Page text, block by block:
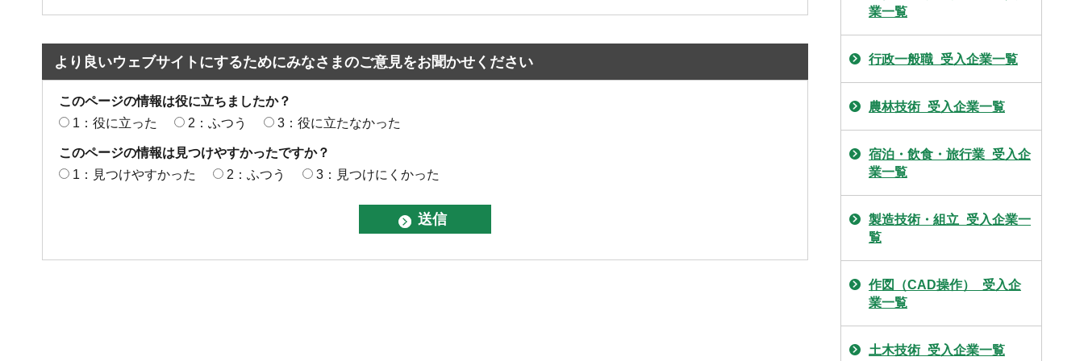
より良いウェブサイトにするためにみなさまのご意見をお聞かせください
このページの情報は役に立ちましたか？
1：役に立った
2：ふつう 3：役に立たなかった
このページの情報は見つけやすかったですか？
1：見つけやすかった
2：ふつう 3：見つけにくかった
業一覧
行政一般職_受入企業一覧
農林技術_受入企業一覧
宿泊・飲食・旅行業_受入企
業一覧
製造技術・組立_受入企業一
覧
作図（CAD操作）_受入企
業一覧
土木技術_受入企業一覧